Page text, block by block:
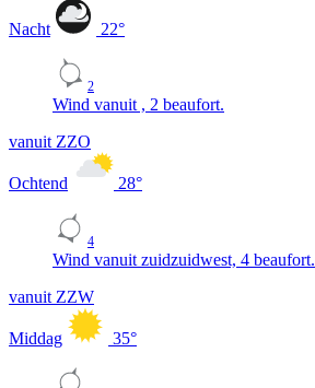
Nacht 22°
2
Wind vanuit , 2 beaufort.
vanuit ZZO
Ochtend 28°
4
Wind vanuit zuidzuidwest, 4 beaufort.
vanuit ZZW
Middag 35°